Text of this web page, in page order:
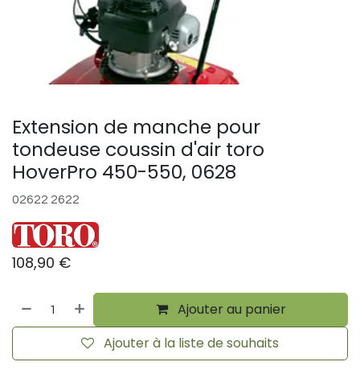
Extension de manche pour
tondeuse coussin d'air toro
HoverPro 450-550, 0628
02622 2622
108,90 €
Ajouter au panier
Ajouter à la liste de souhaits